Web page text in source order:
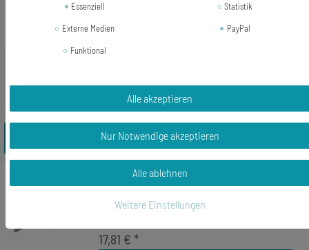
In den Warenkorb
*inkl. ges. MwSt. Versandkosten
Zuletzt angesehene Artikel
Kassette Krawattennadel Miniblings
XLMC
17,81 € *
Essenziell
Statistik
Externe Medien
PayPal
Funktional
Alle akzeptieren
Nur Notwendige akzeptieren
Alle ablehnen
Weitere Einstellungen